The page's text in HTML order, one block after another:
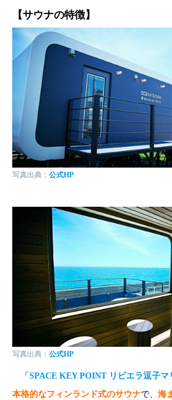
【サウナの特徴】
写真出典： 公式HP
写真出典： 公式HP
「 SPACE KEY POINT リビエラ逗子マ
本格的なフィンランド式のサウナで、 海